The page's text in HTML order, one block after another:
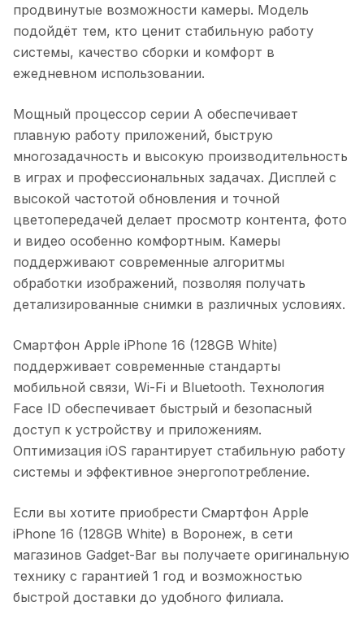
продвинутые возможности камеры. Модель
подойдёт тем, кто ценит стабильную работу
системы, качество сборки и комфорт в
ежедневном использовании.
Мощный процессор серии A обеспечивает
плавную работу приложений, быструю
многозадачность и высокую производительность
в играх и профессиональных задачах. Дисплей с
высокой частотой обновления и точной
цветопередачей делает просмотр контента, фото
и видео особенно комфортным. Камеры
поддерживают современные алгоритмы
обработки изображений, позволяя получать
детализированные снимки в различных условиях.
Смартфон Apple iPhone 16 (128GB White)
поддерживает современные стандарты
мобильной связи, Wi-Fi и Bluetooth. Технология
Face ID обеспечивает быстрый и безопасный
доступ к устройству и приложениям.
Оптимизация iOS гарантирует стабильную работу
системы и эффективное энергопотребление.
Если вы хотите приобрести Смартфон Apple
iPhone 16 (128GB White) в Воронеж, в сети
магазинов Gadget-Bar вы получаете оригинальную
технику с гарантией 1 год и возможностью
быстрой доставки до удобного филиала.